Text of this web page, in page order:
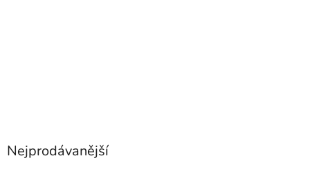
Nejprodávanější